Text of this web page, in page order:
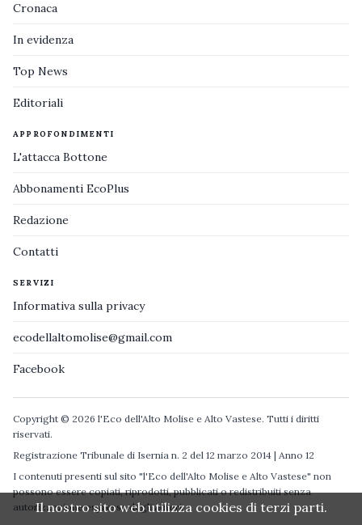
Cronaca
In evidenza
Top News
Editoriali
APPROFONDIMENTI
L'attacca Bottone
Abbonamenti EcoPlus
Redazione
Contatti
SERVIZI
Informativa sulla privacy
ecodellaltomolise@gmail.com
Facebook
Copyright © 2026 l'Eco dell'Alto Molise e Alto Vastese. Tutti i diritti
riservati.
Registrazione Tribunale di Isernia n. 2 del 12 marzo 2014 | Anno 12
I contenuti presenti sul sito "l'Eco dell'Alto Molise e Alto Vastese" non
possono essere copiati, riprodotti, pubblicati o redistribuiti senza
autorizzazione espressa degli autori.
Il nostro sito web utilizza cookies di terzi parti.